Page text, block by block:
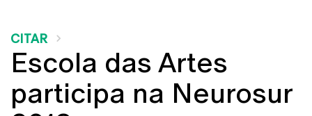
CITAR
Escola das Artes
participa na Neurosur